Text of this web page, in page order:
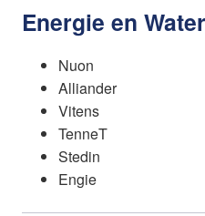
Energie en Water
Nuon
Alliander
Vitens
TenneT
Stedin
Engie